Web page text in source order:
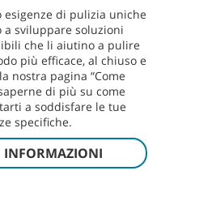
di pulizia uniche
a sviluppare soluzioni
che li aiutino a pulire
più efficace, al chiuso e
nostra pagina “Come
di più su come
a soddisfare le tue
specifiche.
INFORMAZIONI